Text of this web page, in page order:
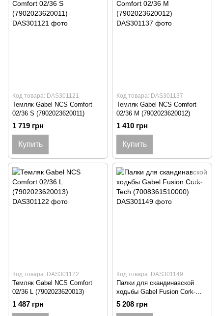
Код товара: DAS301121
Темляк Gabel NCS Comfort
02/36 S (7902023620011)
1 719 грн
Купить
Код товара: DAS301137
Темляк Gabel NCS Comfort
02/36 M (7902023620012)
1 410 грн
Купить
Код товара: DAS301122
Темляк Gabel NCS Comfort
02/36 L (7902023620013)
1 487 грн
Код товара: DAS301149
Палки для скандинавской
ходьбы Gabel Fusion Cork-
Tech (7008361510000)
5 208 грн